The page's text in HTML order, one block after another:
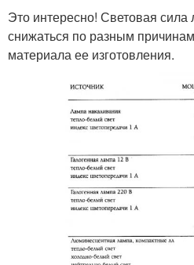
Это интересно! Световая
снижаться по разным
материала ее изготовления.